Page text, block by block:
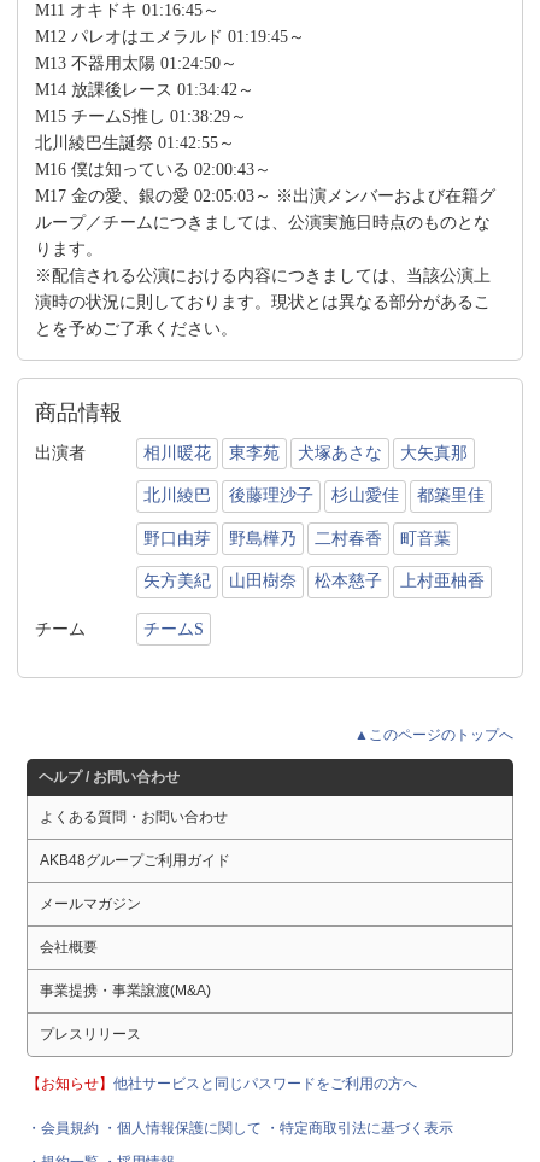
M11 オキドキ 01:16:45～
M12 パレオはエメラルド 01:19:45～
M13 不器用太陽 01:24:50～
M14 放課後レース 01:34:42～
M15 チームS推し 01:38:29～
北川綾巴生誕祭 01:42:55～
M16 僕は知っている 02:00:43～
M17 金の愛、銀の愛 02:05:03～ ※出演メンバーおよび在籍グ
ループ／チームにつきましては、公演実施日時点のものとな
ります。
※配信される公演における内容につきましては、当該公演上
演時の状況に則しております。現状とは異なる部分があるこ
とを予めご了承ください。
商品情報
出演者 相川暖花 東李苑 犬塚あさな 大矢真那
北川綾巴 後藤理沙子 杉山愛佳 都築里佳
野口由芽 野島樺乃 二村春香 町音葉
矢方美紀 山田樹奈 松本慈子 上村亜柚香
チーム チームS
▲このページのトップへ
ヘルプ / お問い合わせ
よくある質問・お問い合わせ
AKB48グループご利用ガイド
メールマガジン
会社概要
事業提携・事業譲渡(M&A)
プレスリリース
【お知らせ】他社サービスと同じパスワードをご利用の方へ
・会員規約 ・個人情報保護に関して
・特定商取引法に基づく表示